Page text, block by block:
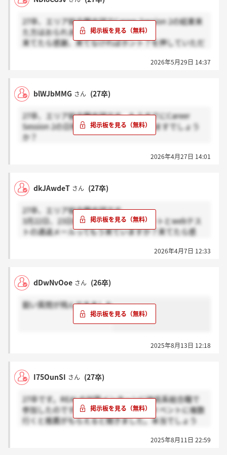
27卒、エリア総合職志望でCareer Session 2の結果来
た方はおられますでしょうか？
来てたら感謝、来てなければホント？を押していただ
2026年5月29日 14:37
blWJbMMG さん (27卒)
27卒、エリア総合職志望です。もうすでにCareer
Session 2の日程案内が来た方はおられますでしょう
か？
2026年4月27日 14:01
dkJAwdeT さん (27卒)
27卒、エリア総合職志望です。
3月22日、23日締切のプロフィールシートとwebテス
トの通過メールってもう来ていますか？来てたら感
2026年4月7日 12:33
dDwNvOoe さん (26卒)
鋭い質問が飛んできました
2025年8月13日 12:18
I75OunSI さん (27卒)
27卒です。REALの対面インターンに技術系総合職で
参加したのですが、この後招待されるイベントに複数
行くと推薦がもらえると聞きました。本当でしょう
2025年8月11日 22:59